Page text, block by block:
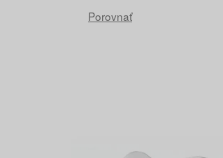
Porovnať